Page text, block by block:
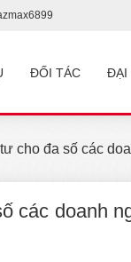
ĐỐI TÁC ĐẠI
cho đa số các
các doanh